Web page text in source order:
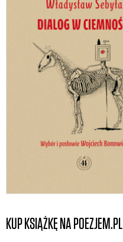
KUP KSIĄŻKĘ NA POEZJEM.PL